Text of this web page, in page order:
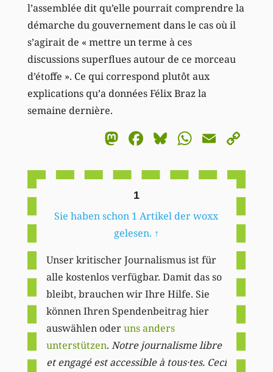
l’assemblée dit qu’elle pourrait comprendre la
démarche du gouvernement dans le cas où il
s’agirait de « mettre un terme à ces
discussions superflues autour de ce morceau
d’étoffe ». Ce qui correspond plutôt aux
explications qu’a données Félix Braz la
semaine dernière.
Mastodon
Facebook
BlueskyEmail
1
Sie haben schon 1 Artikel der woxx
gelesen. ↑
Unser kritischer Journalismus ist für
alle kostenlos verfügbar. Damit das so
bleibt, brauchen wir Ihre Hilfe. Sie
können Ihren Spendenbeitrag hier
auswählen oderuns anders
unterstützen. Notre journalisme libre
et engagé est accessible à tous·tes. Ceci